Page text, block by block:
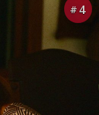
# 4